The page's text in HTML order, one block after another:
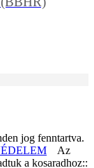
jog fenntartva.
Az
a kosaradhoz::